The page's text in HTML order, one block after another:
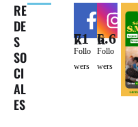
RE
DE
S
SO
CI
AL
ES
71k
Follo
wers
6.6k
Follo
wers